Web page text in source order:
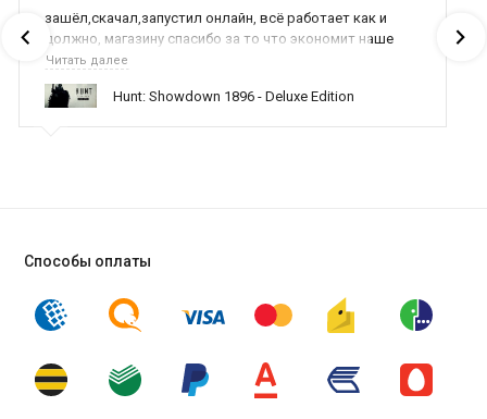
зашёл,скачал,запустил онлайн, всё работает как и
должно, магазину спасибо за то что экономит наше
время,нервы и деньги, ребята вы красава оказываете
поддержку населению и походу из всех только вы и
оказываете помощь
Читать далее
Hunt: Showdown 1896 - Deluxe Edition
Способы оплаты